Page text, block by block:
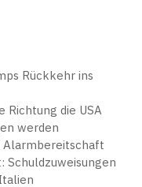
Rückkehr ins
Richtung die USA
werden
Alarmbereitschaft
Schuldzuweisungen